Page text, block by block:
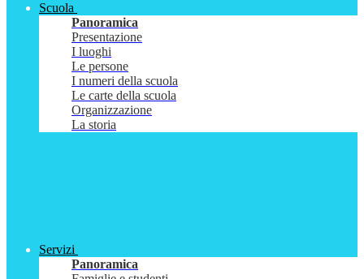
Scuola
Panoramica
Presentazione
I luoghi
Le persone
I numeri della scuola
Le carte della scuola
Organizzazione
La storia
Servizi
Panoramica